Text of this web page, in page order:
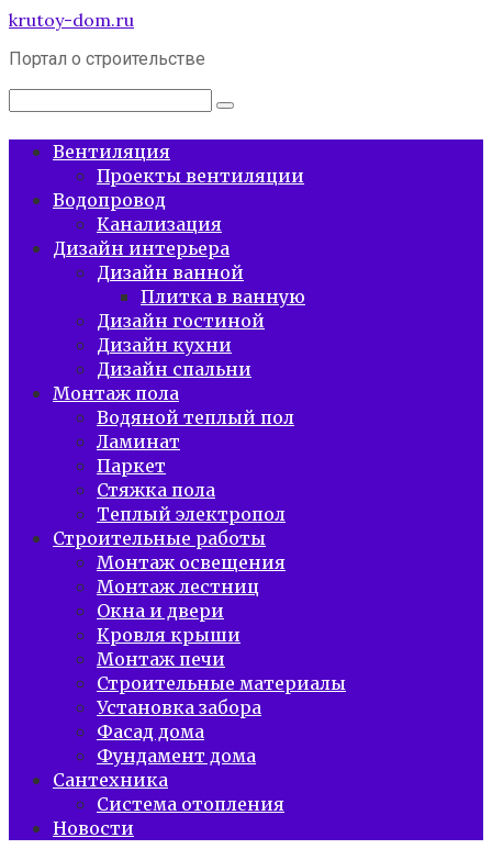
Перейти
контенту
krutoy-dom.ru
Портал о строительстве
Поиск:
Вентиляция
Проекты вентиляции
Водопровод
Канализация
Дизайн интерьера
Дизайн ванной
Плитка в ванную
Дизайн гостиной
Дизайн кухни
Дизайн спальни
Монтаж пола
Водяной теплый пол
Ламинат
Паркет
Стяжка пола
Теплый электропол
Строительные работы
Монтаж освещения
Монтаж лестниц
Окна и двери
Кровля крыши
Монтаж печи
Строительные материалы
Установка забора
Фасад дома
Фундамент дома
Сантехника
Система отопления
Новости